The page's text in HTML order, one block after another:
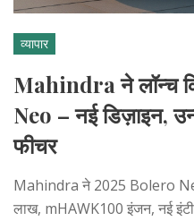
व्यापार
Mahindra ने लॉन्च
Neo – नई डिज़ाइन,
फीचर
Mahindra ने 2025 Bolero
लाख, mHAWK100 इंजन, नई